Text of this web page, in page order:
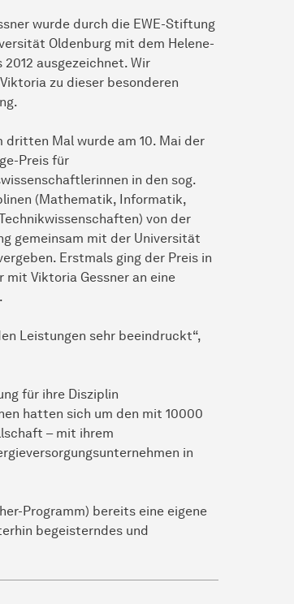
wurde durch die EWE-Stiftung
Oldenburg mit dem Helene-
2012 ausgezeichnet. Wir
zu dieser besonderen
dritten Mal wurde am 10. Mai der
Preis für
in den sog.
(Mathematik, Informatik,
von der
gemeinsam mit der Universität
Erstmals ging der Preis in
mit Viktoria Gessner an eine
Leistungen sehr beeindruckt“,
für ihre Disziplin
hatten sich um den mit 10000
– mit ihrem
in
Programm) bereits eine eigene
begeisterndes und